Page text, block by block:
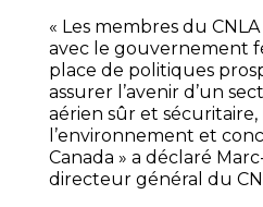
« Les membres du
avec le gouvernement
place de politiques
assurer l’avenir d’un
aérien sûr et
l’environnement et
Canada » a déclaré
directeur général du